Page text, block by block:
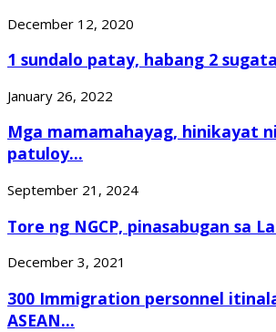
December 12, 2020
1 sundalo patay, habang 2
January 26, 2022
Mga mamamahayag, hinikayat
patuloy...
September 21, 2024
Tore ng NGCP, pinasabugan sa
December 3, 2021
300 Immigration personnel
ASEAN...